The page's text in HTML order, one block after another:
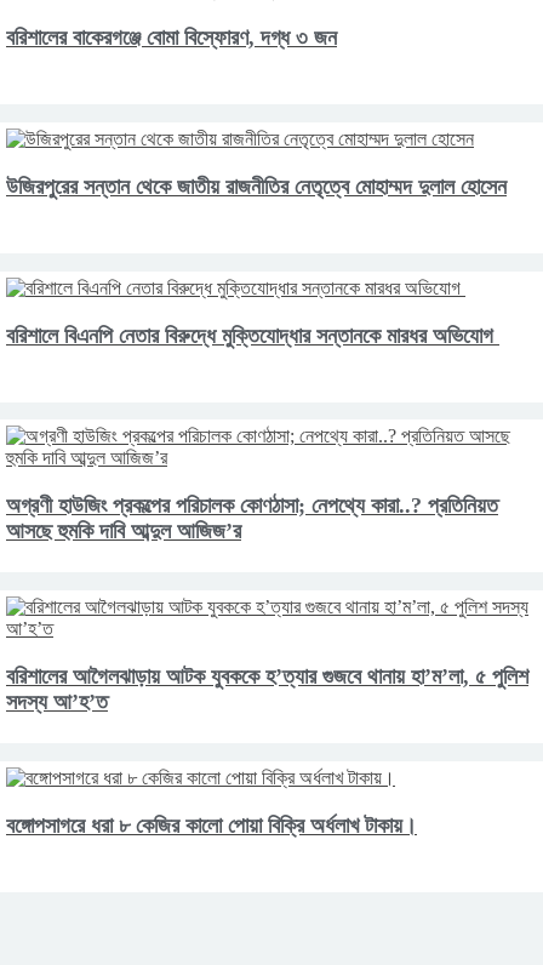
বরিশালের বাকেরগঞ্জে বোমা বিস্ফোরণ, দগ্ধ ৩ জন
উজিরপুরের সন্তান থেকে জাতীয় রাজনীতির নেতৃত্বে মোহাম্মদ দুলাল হোসেন
বরিশালে বিএনপি নেতার বিরুদ্ধে মুক্তিযোদ্ধার সন্তানকে মারধর অভিযোগ
অগ্রণী হাউজিং প্রকল্পের পরিচালক কোণঠাসা; নেপথ্যে কারা..? প্রতিনিয়ত
আসছে হুমকি দাবি আব্দুল আজিজ’র
বরিশালের আগৈলঝাড়ায় আটক যুবককে হ’ত্যার গুজবে থানায় হা’ম’লা, ৫ পুলিশ
সদস্য আ’হ’ত
বঙ্গোপসাগরে ধরা ৮ কেজির কালো পোয়া বিক্রি অর্ধলাখ টাকায়।